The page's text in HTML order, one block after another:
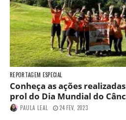
REPORTAGEM ESPECIAL
Conheça as ações
prol do Dia Mundial do
PAULA LEAL 24 FEV, 2023